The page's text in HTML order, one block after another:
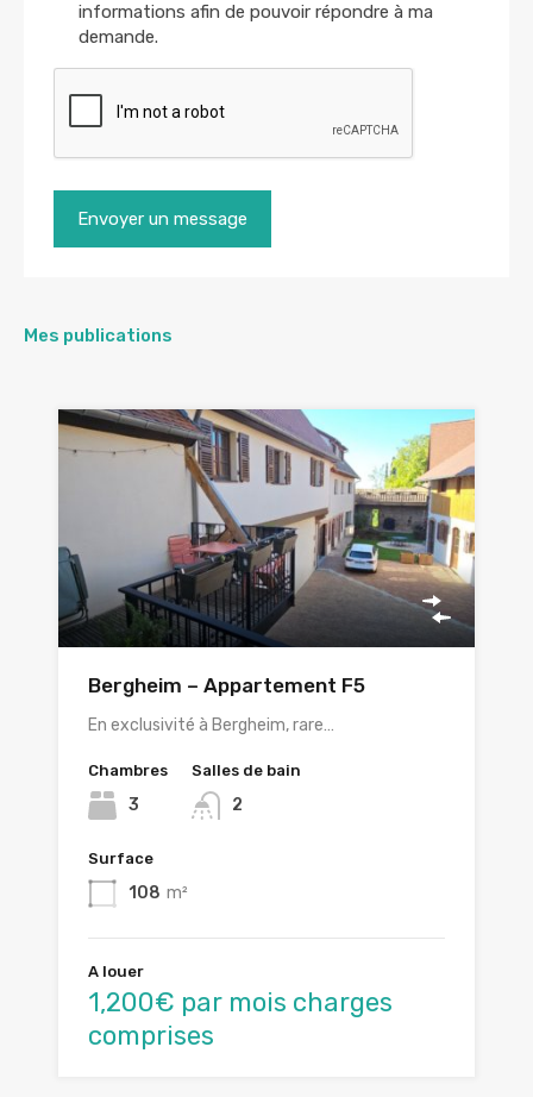
informations afin de pouvoir répondre à ma
demande.
Mes publications
Bergheim – Appartement F5
En exclusivité à Bergheim, rare…
Chambres
3
Salles de bain
2
Surface
108 m²
A louer
1,200€ par mois charges
comprises